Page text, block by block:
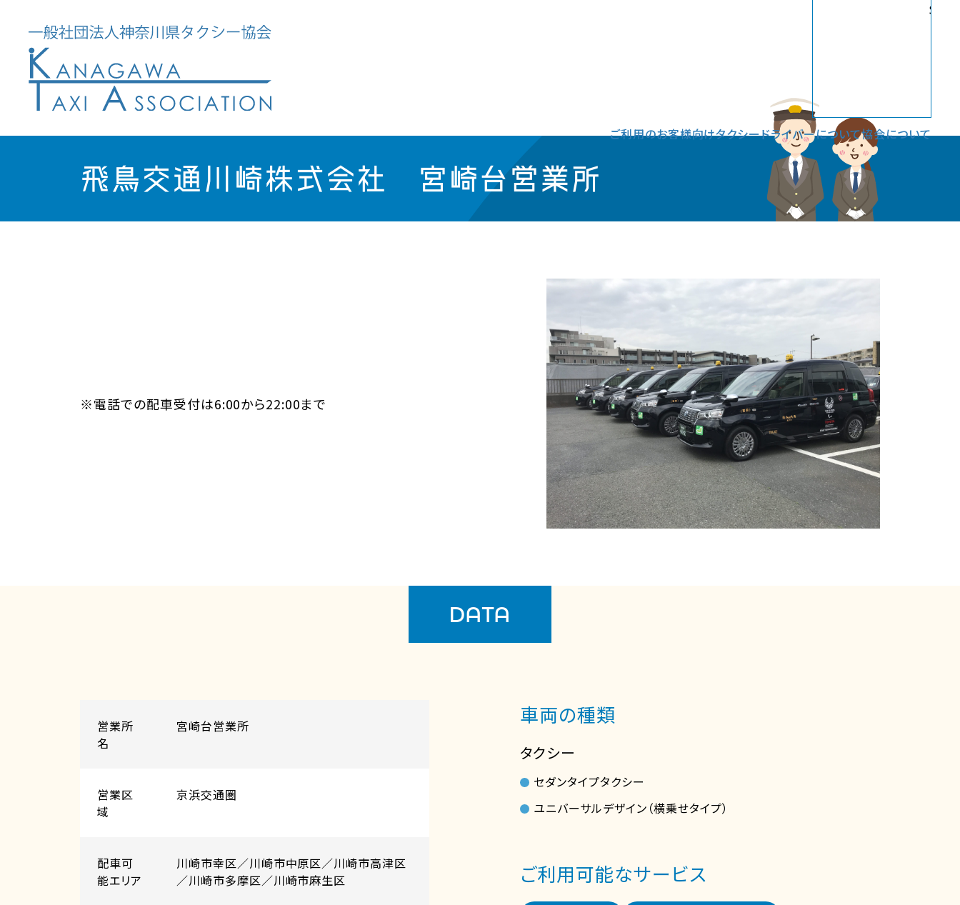
ご利用のお客様向けタクシードライバーについて協会について
飛鳥交通川崎株式会社 宮崎台営業所
※電話での配車受付は6:00から22:00まで
DATA
営業所
名
宮崎台営業所
営業区
域
京浜交通圏
配⾞可
能エリア
川崎市幸区／川崎市中原区／川崎市高津区
／川崎市多摩区／川崎市麻生区
車両の種類
タクシー
セダンタイプタクシー
ユニバーサルデザイン（横乗せタイプ）
ご利用可能なサービス